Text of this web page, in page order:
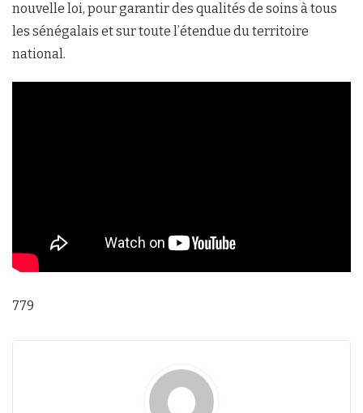
nouvelle loi, pour garantir des qualités de soins à tous
les sénégalais et sur toute l’étendue du territoire
national.
779